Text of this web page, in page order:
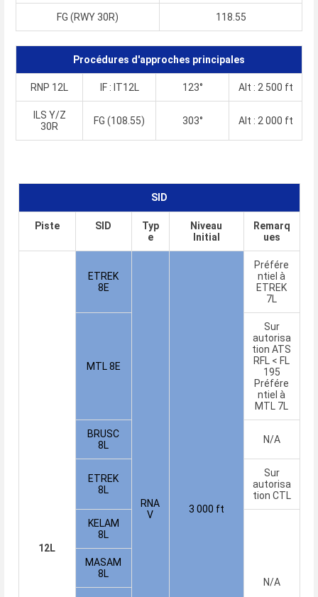
FG (RWY 30R) 118.55
Procédures d'approches principales
RNP 12L IF : IT12L 123° Alt : 2 500 ft
ILS Y/Z
30R
FG (108.55) 303° Alt : 2 000 ft
SID
Piste SID
Typ
e
Niveau
Initial
Remarq
ues
12L
ETREK
8E
RNA
V
3 000 ft
Préfére
ntiel à
ETREK
7L
MTL 8E
Sur
autorisa
tion ATS
RFL < FL
195
Préfére
ntiel à
MTL 7L
BRUSC
8L
N/A
ETREK
8L
Sur
autorisa
tion CTL
KELAM
8L
N/A
MASAM
8L